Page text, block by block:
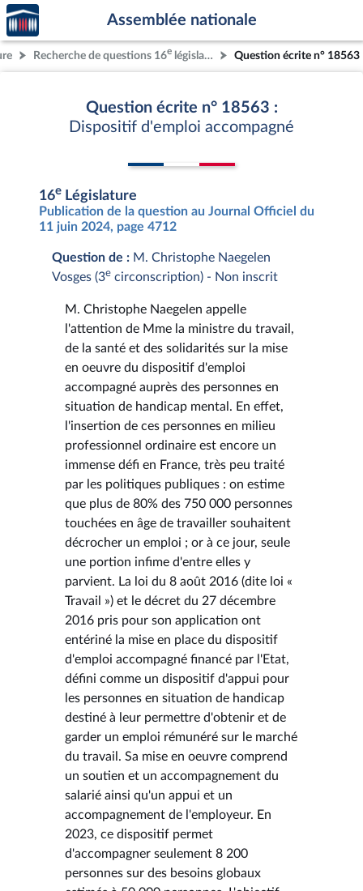
Aller au contenu
Aller en bas de la page
Accèder
à la
page
d'accueil
Assemblée nationale
Recherche de questions 16e législature Question écrite n° 18563
Question écrite n° 18563 :
Dispositif d'emploi accompagné
16e Législature
Publication de la question au Journal Officiel du
11 juin 2024, page 4712
Question de : M. Christophe Naegelen
Vosges (3e circonscription) - Non inscrit
M. Christophe Naegelen appelle
l'attention de Mme la ministre du travail,
de la santé et des solidarités sur la mise
en oeuvre du dispositif d'emploi
accompagné auprès des personnes en
situation de handicap mental. En effet,
l'insertion de ces personnes en milieu
professionnel ordinaire est encore un
immense défi en France, très peu traité
par les politiques publiques : on estime
que plus de 80% des 750 000 personnes
touchées en âge de travailler souhaitent
décrocher un emploi ; or à ce jour, seule
une portion infime d'entre elles y
parvient. La loi du 8 août 2016 (dite loi «
Travail ») et le décret du 27 décembre
2016 pris pour son application ont
entériné la mise en place du dispositif
d'emploi accompagné financé par l'Etat,
défini comme un dispositif d'appui pour
les personnes en situation de handicap
destiné à leur permettre d'obtenir et de
garder un emploi rémunéré sur le marché
du travail. Sa mise en oeuvre comprend
un soutien et un accompagnement du
salarié ainsi qu'un appui et un
accompagnement de l'employeur. En
2023, ce dispositif permet
d'accompagner seulement 8 200
personnes sur des besoins globaux